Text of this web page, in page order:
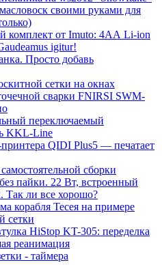
своими руками для
комплект от Imuto: 4АА Li-ion
igitur!
Просто добавь
сетки на окнах
сварки FNIRSI SWM-
переключаемый
KKL-Line
QIDI Plus5 — печатает
сборки
пайки. 22 Вт, встроенный
Так ли все хорошо?
корабля Тесея на примере
сетки
HiStop KT-305: переделка
реанимация
- таймера